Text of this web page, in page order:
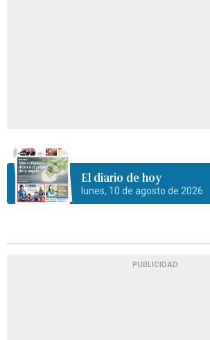
El diario de hoy
lunes, 10 de agosto de 2026
PUBLICIDAD